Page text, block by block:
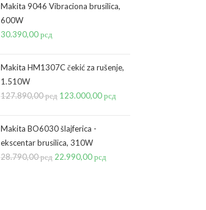
je
je:
Makita 9046 Vibraciona brusilica,
600W
30.390,00рсд
Makita HM1307C čekić za rušenje,
1.510W
127.890,00рсд Originalna
je
bila:
127.890,00 рсд.
123.000,00рсд
Makita BO6030 šlajferica -
ekscentar brusilica, 310W
28.790,00рсд Originalna
22.990,00рсд